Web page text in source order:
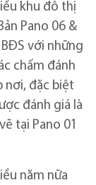
khu đô thị
Pano 06 &
với những
chấm đánh
nơi, đặc biệt
đánh giá là
tại Pano 01
năm nữa